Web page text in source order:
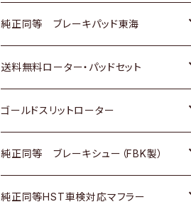
スバル
日野
三菱ふそう
ＢＭＷ
三菱
日野
三菱ふそう
日野
三菱ふそう
その他
マツダ
三菱
スバル
いすゞ
ダイハツ
マツダ
三菱
スバル
ダイハツ
マツダ
三菱
スズキ
日産
ダイハツ
マツダ
三菱
ホンダ
スズキ
日産
いすゞ
ダイハツ
トヨタ
ホンダ
スズキ
日産
ダイハツ
純正同等 ブレーキパッド東海
トヨタ
ホンダ
日産
いすゞ
送料無料ローター・パッドセット
トヨタ
ホンダ
スズキ
ゴールドスリットローター
トヨタ
ホンダ
純正同等 ブレーキシュー（FBK製）
ホンダ
純正同等HST車検対応マフラー